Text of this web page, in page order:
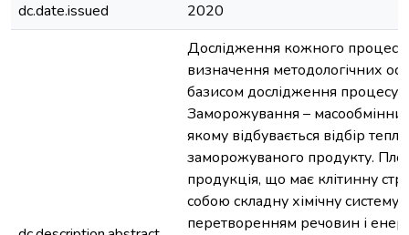
dc.date.issued
2020
Дослідження кожного процесу
визначення методологічних
базисом дослідження процесу.
Заморожування –
якому відбувається відбір тепла
заморожуваного продукту.
продукція, що має клітинну
собою складну хімічну систему
перетворенням речовин і